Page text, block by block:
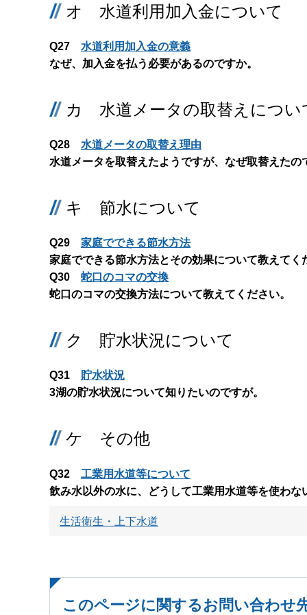
オ 水道利用加入金について
Q27 水道利用加入金の意義
なぜ、加入金を払う必要があるのですか。
カ 水道メータの取替えについ
Q28 水道メータの取替え理由
水道メータを取替えたようですが、なぜ取替えたの
キ 節水について
Q29 家庭でできる節水方法
家庭でできる節水方法とその効果について教えてく
Q30 蛇口のコマの交換
蛇口のコマの交換方法について教えてください。
ク 貯水状況について
Q31 貯水状況
3湖の貯水状況について知りたいのですが。
ケ その他
Q32 工業用水道等について
飲み水以外の水に、どうして工業用水道等を使わな
生活衛生・上下水道
このページに関するお問い合わせ